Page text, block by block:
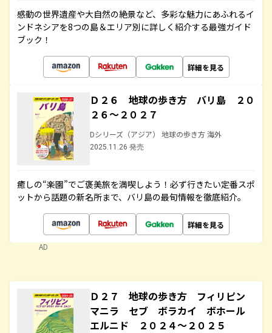
感動の世界遺産や大自然の絶景など、多彩な魅力にあふれるイ
ンドネシアを8つの島＆エリア別に詳しく紹介する最強ガイド
ブック！
詳細を見る
Ｄ２６ 地球の歩き方 バリ島 ２０
２６～２０２７
Dシリーズ（アジア） 地球の歩き方 海外
2025.11.26 発売
癒しの“楽園”でご褒美旅を満喫しよう！必ず行きたい定番スポ
ットから話題の新名所まで、バリ島の最旬情報を徹底紹介。
詳細を見る
AD
Ｄ２７ 地球の歩き方 フィリピン
マニラ セブ ボラカイ ボホール
エルニド ２０２４～２０２５